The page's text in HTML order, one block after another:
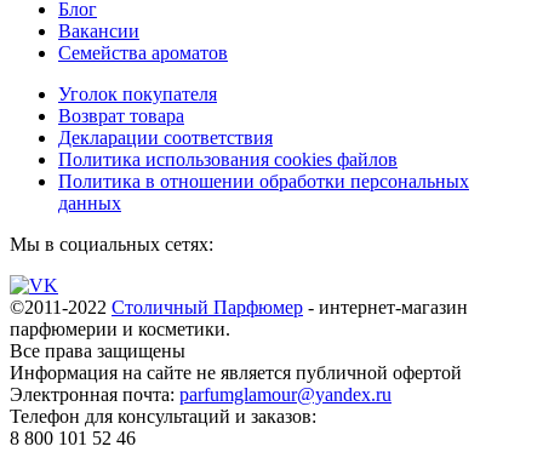
Блог
Вакансии
Семейства ароматов
Уголок покупателя
Возврат товара
Декларации соответствия
Политика использования cookies файлов
Политика в отношении обработки персональных
данных
Мы в социальных сетях:
©2011-2022 Столичный Парфюмер - интернет-магазин
парфюмерии и косметики.
Все права защищены
Информация на сайте не является публичной офертой
Электронная почта: parfumglamour@yandex.ru
Телефон для консультаций и заказов:
8 800 101 52 46